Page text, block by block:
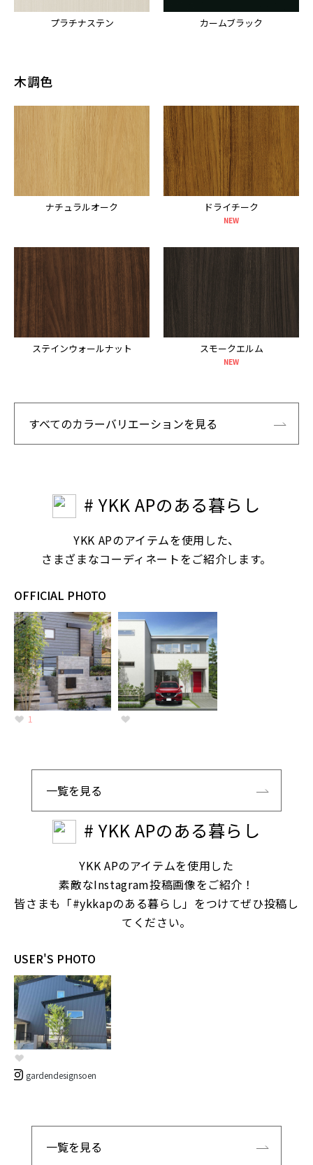
プラチナステン カームブラック
木調色
ナチュラルオーク ドライチーク
NEW
ステインウォールナット スモークエルム
NEW
すべてのカラーバリエーションを見る
# YKK APのある暮らし
YKK APのアイテムを使用した、
さまざまなコーディネートをご紹介します。
OFFICIAL PHOTO
1
一覧を見る
# YKK APのある暮らし
YKK APのアイテムを使用した
素敵なInstagram投稿画像をご紹介！
皆さまも「#ykkapのある暮らし」をつけてぜひ投稿し
てください。
USER'S PHOTO
gardendesignsoen
一覧を見る